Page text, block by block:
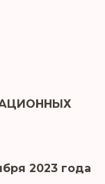
2023 года